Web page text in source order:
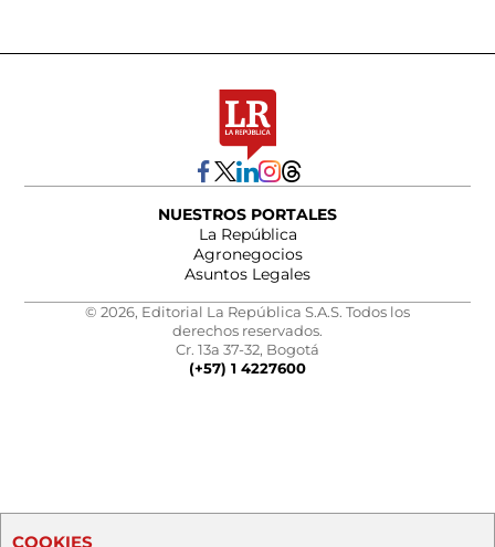
NUESTROS PORTALES
La República
Agronegocios
Asuntos Legales
© 2026, Editorial La República S.A.S. Todos los
derechos reservados.
Cr. 13a 37-32, Bogotá
(+57) 1 4227600
COOKIES